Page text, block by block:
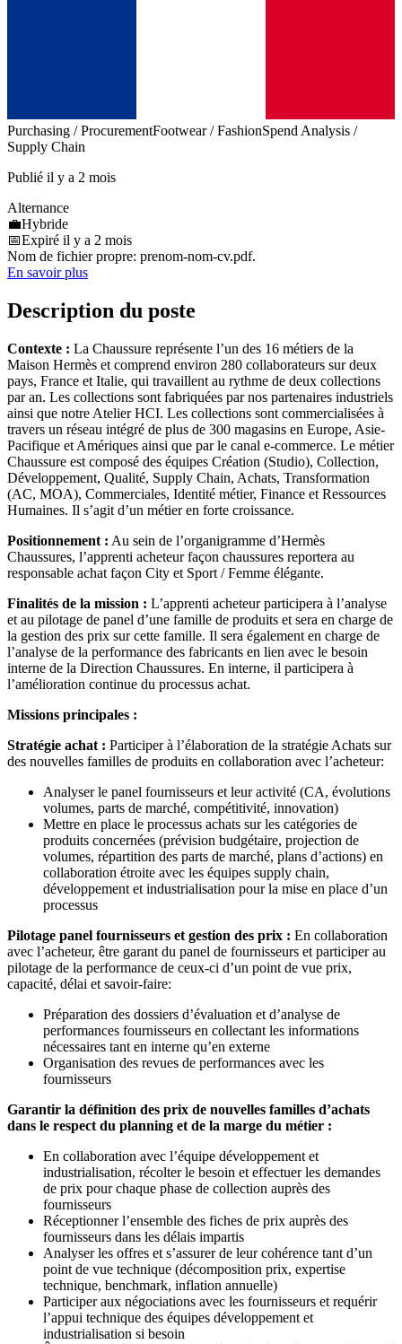
Purchasing / ProcurementFootwear / FashionSpend Analysis /
Supply Chain
Publié il y a 2 mois
Alternance
💼Hybride
📅Expiré il y a 2 mois
Nom de fichier propre: prenom-nom-cv.pdf.
En savoir plus
Description du poste
Contexte : La Chaussure représente l’un des 16 métiers de la
Maison Hermès et comprend environ 280 collaborateurs sur deux
pays, France et Italie, qui travaillent au rythme de deux collections
par an. Les collections sont fabriquées par nos partenaires industriels
ainsi que notre Atelier HCI. Les collections sont commercialisées à
travers un réseau intégré de plus de 300 magasins en Europe, Asie-
Pacifique et Amériques ainsi que par le canal e-commerce. Le métier
Chaussure est composé des équipes Création (Studio), Collection,
Développement, Qualité, Supply Chain, Achats, Transformation
(AC, MOA), Commerciales, Identité métier, Finance et Ressources
Humaines. Il s’agit d’un métier en forte croissance.
Positionnement : Au sein de l’organigramme d’Hermès
Chaussures, l’apprenti acheteur façon chaussures reportera au
responsable achat façon City et Sport / Femme élégante.
Finalités de la mission : L’apprenti acheteur participera à l’analyse
et au pilotage de panel d’une famille de produits et sera en charge de
la gestion des prix sur cette famille. Il sera également en charge de
l’analyse de la performance des fabricants en lien avec le besoin
interne de la Direction Chaussures. En interne, il participera à
l’amélioration continue du processus achat.
Missions principales :
Stratégie achat : Participer à l’élaboration de la stratégie Achats sur
des nouvelles familles de produits en collaboration avec l’acheteur:
Analyser le panel fournisseurs et leur activité (CA, évolutions
volumes, parts de marché, compétitivité, innovation)
Mettre en place le processus achats sur les catégories de
produits concernées (prévision budgétaire, projection de
volumes, répartition des parts de marché, plans d’actions) en
collaboration étroite avec les équipes supply chain,
développement et industrialisation pour la mise en place d’un
processus
Pilotage panel fournisseurs et gestion des prix : En collaboration
avec l’acheteur, être garant du panel de fournisseurs et participer au
pilotage de la performance de ceux-ci d’un point de vue prix,
capacité, délai et savoir-faire:
Préparation des dossiers d’évaluation et d’analyse de
performances fournisseurs en collectant les informations
nécessaires tant en interne qu’en externe
Organisation des revues de performances avec les
fournisseurs
Garantir la définition des prix de nouvelles familles d’achats
dans le respect du planning et de la marge du métier :
En collaboration avec l’équipe développement et
industrialisation, récolter le besoin et effectuer les demandes
de prix pour chaque phase de collection auprès des
fournisseurs
Réceptionner l’ensemble des fiches de prix auprès des
fournisseurs dans les délais impartis
Analyser les offres et s’assurer de leur cohérence tant d’un
point de vue technique (décomposition prix, expertise
technique, benchmark, inflation annuelle)
Participer aux négociations avec les fournisseurs et requérir
l’appui technique des équipes développement et
industrialisation si besoin